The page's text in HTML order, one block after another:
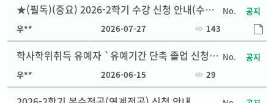
공지
★(필독)(중요) 2026-2학기 수강 신청 안내(수정
1.)★
우** 2026-07-27 143
공지
학사학위취득 유예자 `유예기간 단축 졸업 신청'
안내
우** 2026-06-15 29